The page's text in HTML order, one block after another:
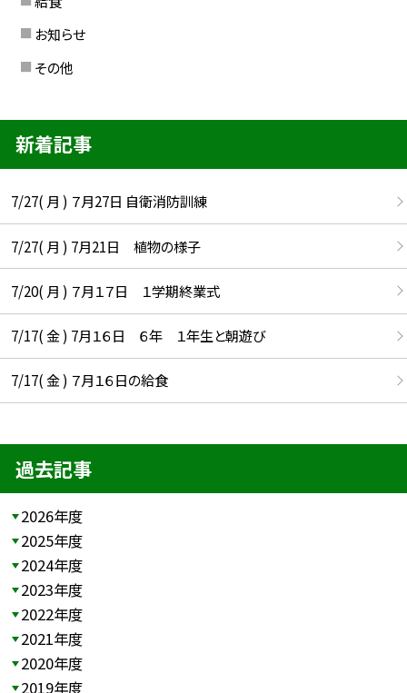
お知らせ
その他
新着記事
7/27( 月 ) ７月27日 自衛消防訓練
7/27( 月 ) 7月21日 植物の様子
7/20( 月 ) ７月１７日 １学期終業式
7/17( 金 ) 7月１６日 ６年 １年生と朝遊び
7/17( 金 ) ７月１６日の給食
過去記事
2026年度
2025年度
2024年度
2023年度
2022年度
2021年度
2020年度
2019年度